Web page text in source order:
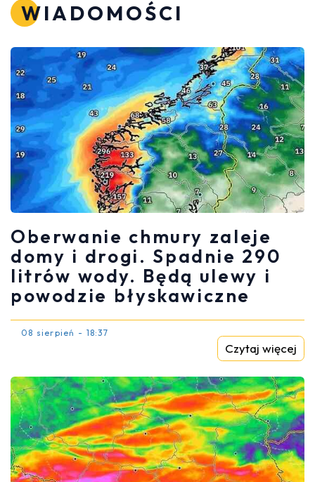
WIADOMOŚCI
Oberwanie chmury zaleje
domy i drogi. Spadnie 290
litrów wody. Będą ulewy i
powodzie błyskawiczne
08 sierpień - 18:37
Czytaj więcej